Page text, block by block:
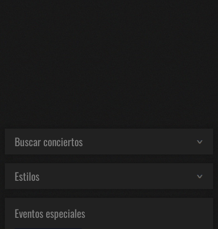
Buscar conciertos
Estilos
Eventos especiales